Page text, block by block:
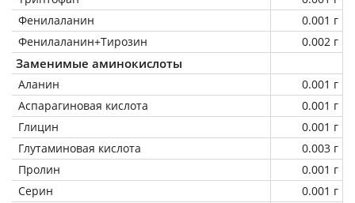
Фенилаланин
0.001 г
Фенилаланин+Тирозин
0.002 г
Заменимые аминокислоты
Аланин
0.001 г
Аспарагиновая кислота
0.001 г
Глицин
0.001 г
Глутаминовая кислота
0.003 г
Пролин
0.001 г
Серин
0.001 г